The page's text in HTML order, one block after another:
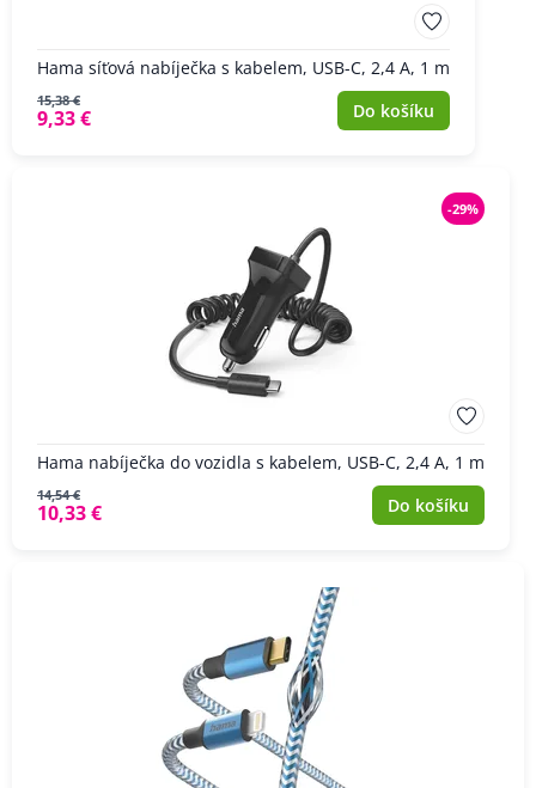
Hama síťová nabíječka s kabelem, USB-C, 2,4 A, 1 m
15,38 €
9,33 € Do košíku
-29%
Hama nabíječka do vozidla s kabelem, USB-C, 2,4 A, 1 m
14,54 €
10,33 € Do košíku